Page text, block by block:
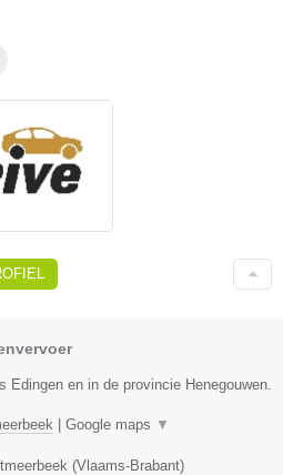
Edingen en in de provincie Henegouwen.
| Google maps ▼
(Vlaams-Brabant)